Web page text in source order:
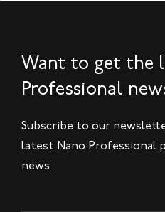
Want to get the
Professional
Subscribe to our
latest Nano Professional
news